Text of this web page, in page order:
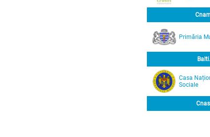
Primăria
Casa
Sociale